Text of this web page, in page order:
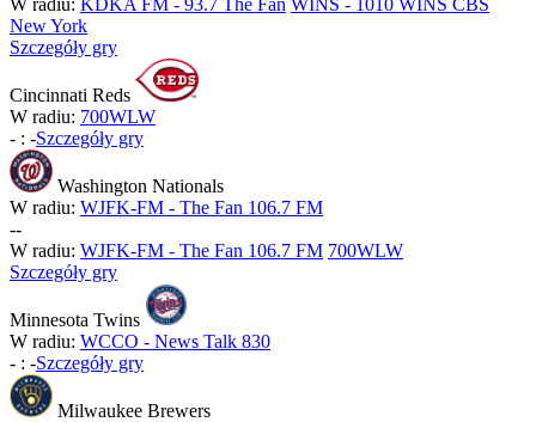
W radiu: KDKA FM - 93.7 The Fan WINS - 1010 WINS CBS
New York
Szczegóły gry
Cincinnati Reds
W radiu: 700WLW
- : -Szczegóły gry
Washington Nationals
W radiu: WJFK-FM - The Fan 106.7 FM
--
W radiu: WJFK-FM - The Fan 106.7 FM 700WLW
Szczegóły gry
Minnesota Twins
W radiu: WCCO - News Talk 830
- : -Szczegóły gry
Milwaukee Brewers